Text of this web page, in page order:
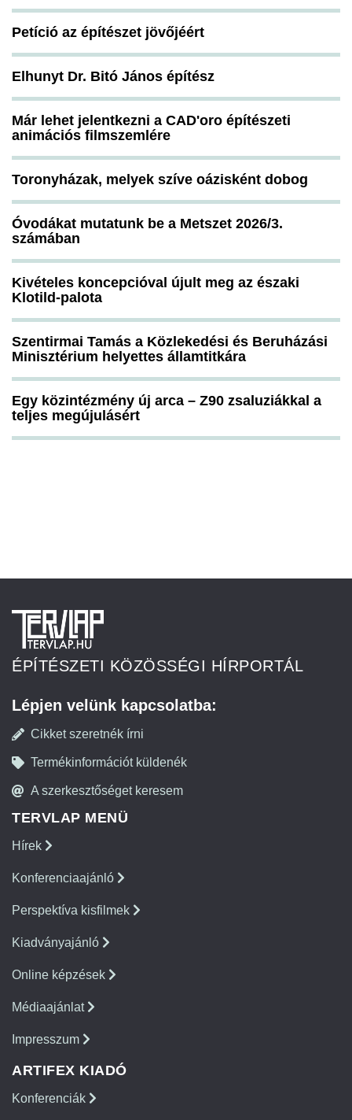
Petíció az építészet jövőjéért
Elhunyt Dr. Bitó János építész
Már lehet jelentkezni a CAD'oro építészeti
animációs filmszemlére
Toronyházak, melyek szíve oázisként dobog
Óvodákat mutatunk be a Metszet 2026/3.
számában
Kivételes koncepcióval újult meg az északi
Klotild-palota
Szentirmai Tamás a Közlekedési és Beruházási
Minisztérium helyettes államtitkára
Egy közintézmény új arca – Z90 zsaluziákkal a
teljes megújulásért
ÉPÍTÉSZETI KÖZÖSSÉGI HÍRPORTÁL
Lépjen velünk kapcsolatba:
Cikket szeretnék írni
Termékinformációt küldenék
A szerkesztőséget keresem
TERVLAP MENÜ
Hírek
Konferenciaajánló
Perspektíva kisfilmek
Kiadványajánló
Online képzések
Médiaajánlat
Impresszum
ARTIFEX KIADÓ
Konferenciák